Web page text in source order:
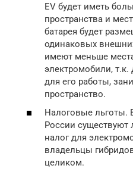
EV будет иметь
пространства и
батарея будет
одинаковых
имеют меньше
электромобили,
для его работы,
пространство.
Налоговые льготы.
России существуют
налог для
владельцы
целиком.